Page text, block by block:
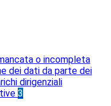
o incompleta
dei dati da parte dei
dirigenziali
3